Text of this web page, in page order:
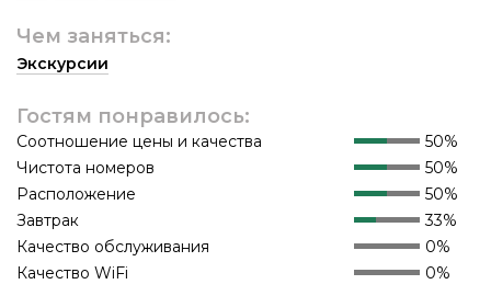
Чем заняться:
Экскурсии
Гостям понравилось:
Соотношение цены и качества
50%
Чистота номеров
50%
Расположение
50%
Завтрак
33%
Качество обслуживания
0%
Качество WiFi
0%